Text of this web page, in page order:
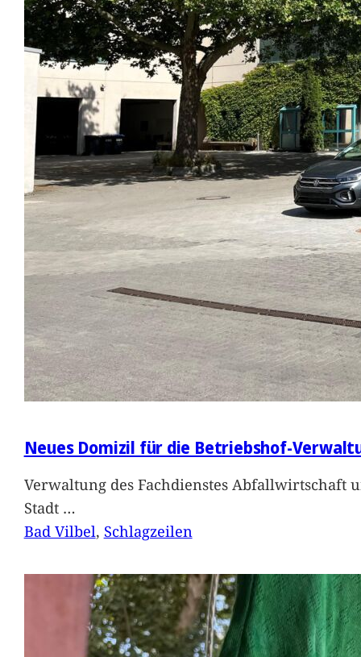
Neues Domizil für die Betriebshof-
Verwaltung des Fachdienstes Abfallwirtschaft
Stadt …
Bad Vilbel, Schlagzeilen